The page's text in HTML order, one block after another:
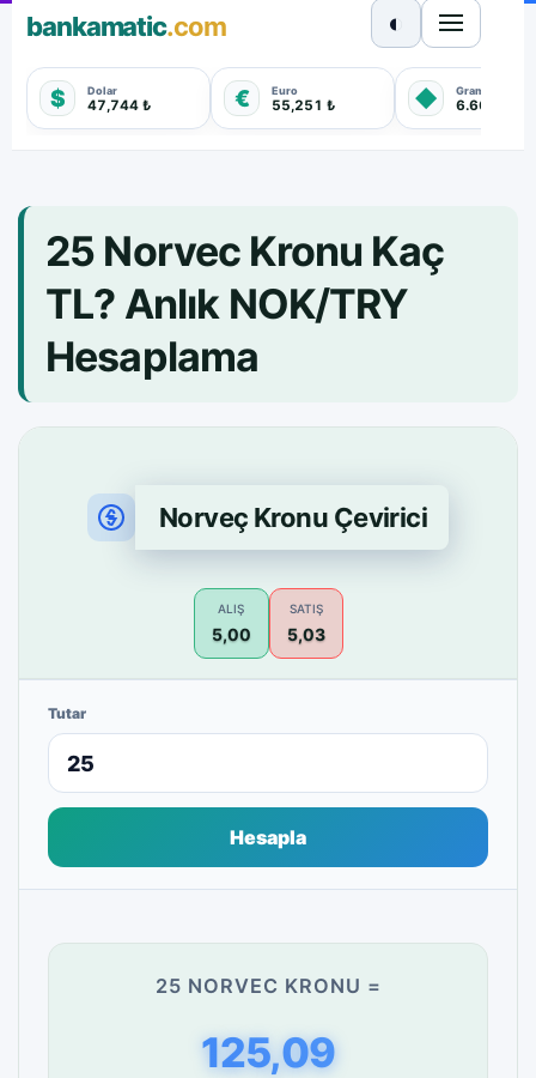
bankamatic.com
$ Dolar
47,744 ₺ € Euro
55,251 ₺ ◆ Gram Altın
6.660,550
◐
25 Norvec Kronu Kaç
TL? Anlık NOK/TRY
Hesaplama
Norveç Kronu Çevirici
ALIŞ
5,00
SATIŞ
5,03
Tutar
Hesapla
25 NORVEC KRONU =
125,09